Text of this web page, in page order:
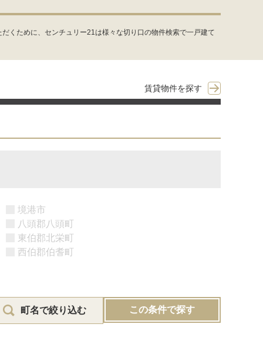
くために、センチュリー21は様々な切り口の物件検索で一戸建て
賃貸物件を探す
境港市
八頭郡八頭町
東伯郡北栄町
西伯郡伯耆町
町名で絞り込む この条件で探す